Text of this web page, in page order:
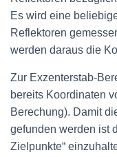
Es wird eine
Reflektoren
werden daraus die
Zur Exzenterstab-
bereits Koordinaten
Berechung). Damit
gefunden werden ist
Zielpunkte“